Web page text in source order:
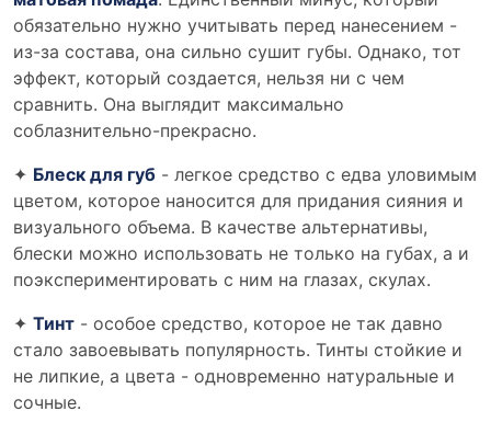
обязательно нужно учитывать перед нанесением -
из-за состава, она сильно сушит губы. Однако, тот
эффект, который создается, нельзя ни с чем
сравнить. Она выглядит максимально
соблазнительно-прекрасно.
✦ Блеск для губ - легкое средство с едва уловимым
цветом, которое наносится для придания сияния и
визуального объема. В качестве альтернативы,
блески можно использовать не только на губах, а и
поэкспериментировать с ним на глазах, скулах.
✦ Тинт - особое средство, которое не так давно
стало завоевывать популярность. Тинты стойкие и
не липкие, а цвета - одновременно натуральные и
сочные.